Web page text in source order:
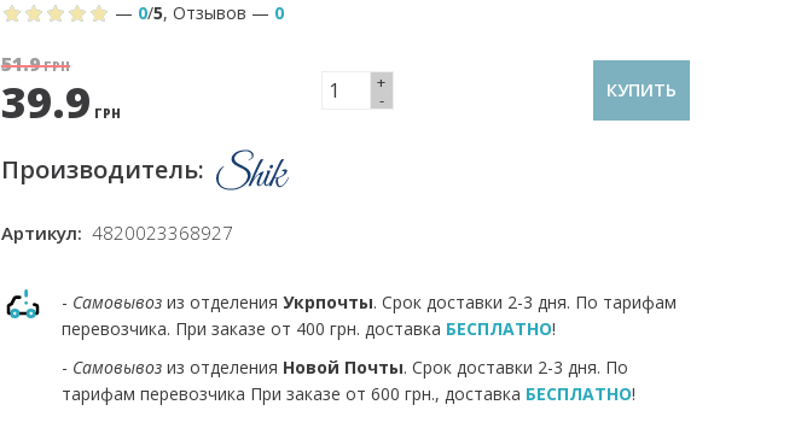
— 0/5, Отзывов — 0
51.9ГРН
39.9 ГРН
+
-
КУПИТЬ
Производитель:
Артикул: 4820023368927
- Самовывоз из отделения Укрпочты. Срок доставки 2-3 дня. По тарифам
перевозчика. При заказе от 400 грн. доставка БЕСПЛАТНО!
- Самовывоз из отделения Новой Почты. Срок доставки 2-3 дня. По
тарифам перевозчика При заказе от 600 грн., доставка БЕСПЛАТНО!